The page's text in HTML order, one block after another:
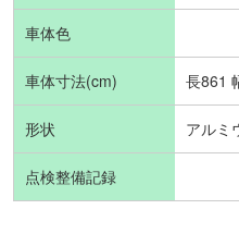
車体色
車体寸法(cm) 長861
形状 アルミ
点検整備記録